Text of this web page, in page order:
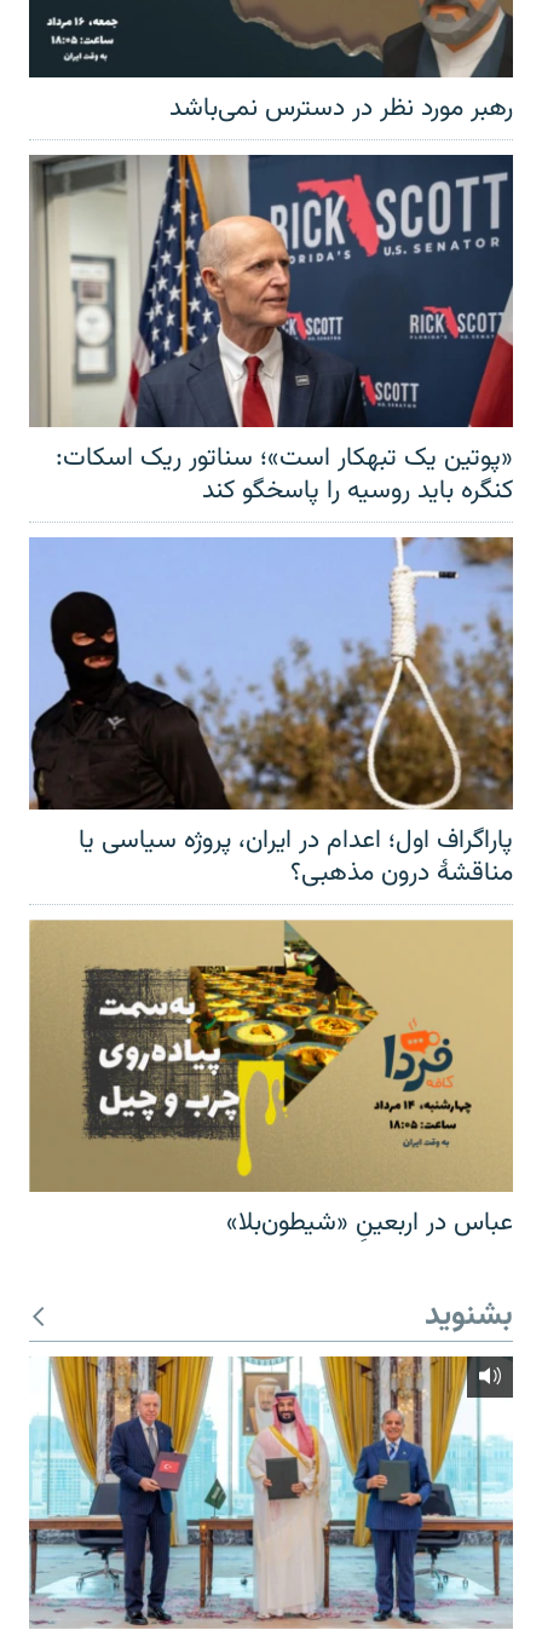
رهبر مورد نظر در دسترس نمی‌باشد
«پوتین یک تبهکار است»؛ سناتور ریک اسکات:
کنگره باید روسیه را پاسخگو کند
پاراگراف اول؛ اعدام در ایران، پروژه سیاسی یا
مناقشهٔ درون مذهبی؟
عباس در اربعینِ «شیطون‌بلا»
بشنوید